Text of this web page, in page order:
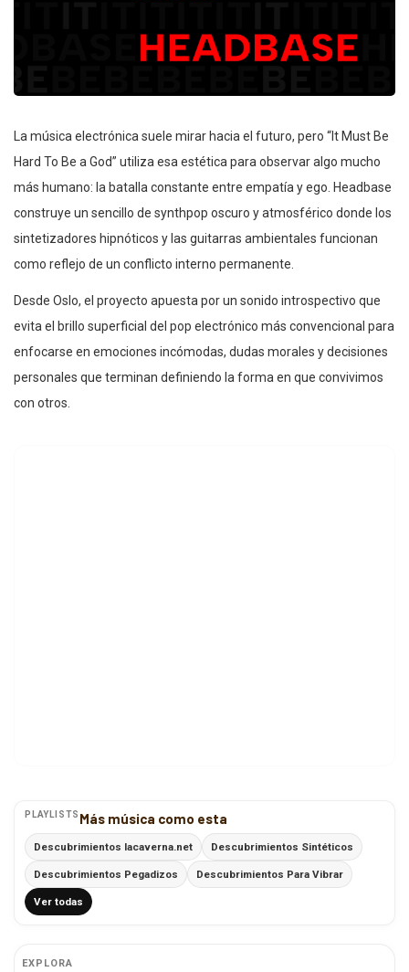
La música electrónica suele mirar hacia el futuro, pero “It Must Be
Hard To Be a God” utiliza esa estética para observar algo mucho
más humano: la batalla constante entre empatía y ego. Headbase
construye un sencillo de synthpop oscuro y atmosférico donde los
sintetizadores hipnóticos y las guitarras ambientales funcionan
como reflejo de un conflicto interno permanente.
Desde Oslo, el proyecto apuesta por un sonido introspectivo que
evita el brillo superficial del pop electrónico más convencional para
enfocarse en emociones incómodas, dudas morales y decisiones
personales que terminan definiendo la forma en que convivimos
con otros.
PLAYLISTS Más música como esta
Descubrimientos lacaverna.net Descubrimientos Sintéticos
Descubrimientos Pegadizos Descubrimientos Para Vibrar
Ver todas
EXPLORA